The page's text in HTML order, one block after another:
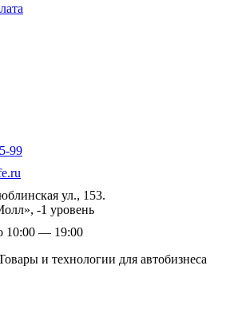
99
ул., 153.
-1 уровень
10:00 — 19:00
и технологии для автобизнеса